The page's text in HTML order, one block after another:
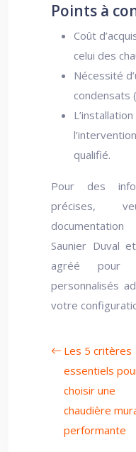
Points à
Coût
celui des
Nécessité
condensats
qualifié.
Pour des
précises,
Saunier Duval
agréé pour
personnalisés
votre
Les 5 critères
essentiels
choisir une
chaudière
performante